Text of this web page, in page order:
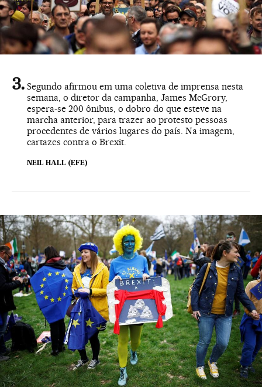
Segundo afirmou em uma coletiva de imprensa nesta
semana, o diretor da campanha, James McGrory,
espera-se 200 ônibus, o dobro do que esteve na
marcha anterior, para trazer ao protesto pessoas
procedentes de vários lugares do país. Na imagem,
cartazes contra o Brexit.
NEIL HALL (EFE)